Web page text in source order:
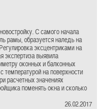
С самого начала
рамы, образуется наледь на
эксцентриками на
экспертиза выявила
оконных и балконных
температурой на поверхности
расчетных значениях
поменять окна и сколько
26.02.2017